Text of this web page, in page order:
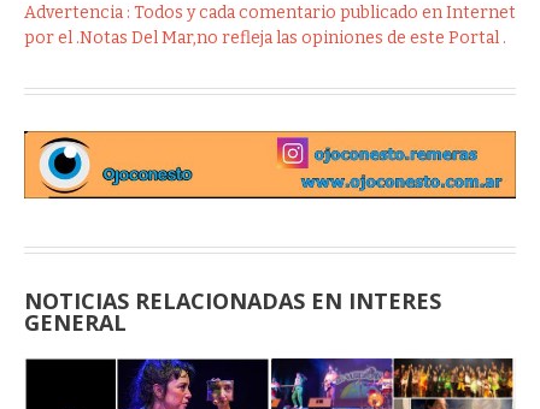
Advertencia : Todos y cada comentario publicado en Internet
por el .Notas Del Mar,no refleja las opiniones de este Portal .
NOTICIAS RELACIONADAS EN INTERES
GENERAL